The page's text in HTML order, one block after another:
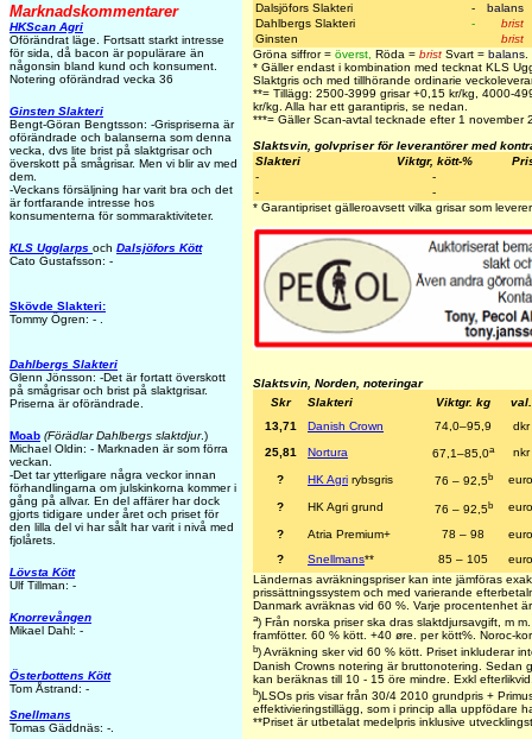
Marknadskommentarer
HKScan Agri
Oförändrat läge. Fortsatt starkt intresse
för sida, då bacon är populärare än
någonsin bland kund och konsument.
Notering oförändrad vecka 36
Ginsten Slakteri
Bengt-Göran Bengtsson: -Grispriserna är
oförändrade och balanserna som denna
vecka, dvs lite brist på slaktgrisar och
överskott på smågrisar. Men vi blir av med
dem.
-Veckans försäljning har varit bra och det
är fortfarande intresse hos
konsumenterna för sommaraktiviteter.
KLS Ugglarps och Dalsjöfors Kött
Cato Gustafsson: -
Skövde Slakteri:
Tommy Ögren: - .
Dahlbergs Slakteri
Glenn Jönsson: -Det är fortatt överskott
på smågrisar och brist på slaktgrisar.
Priserna är oförändrade.
Moab (Förädlar Dahlbergs slaktdjur.)
Michael Oldin: - Marknaden är som förra
veckan.
-Det tar ytterligare några veckor innan
förhandlingarna om julskinkorna kommer i
gång på allvar. En del affärer har dock
gjorts tidigare under året och priset för
den lilla del vi har sålt har varit i nivå med
fjolårets.
Lövsta Kött
Ulf Tillman: -
Knorrevången
Mikael Dahl: -
Österbottens Kött
Tom Åstrand: -
Snellmans
Tomas Gäddnäs: -.
Dalsjöfors Slakteri
-
balans
Dahlbergs Slakteri
-
brist
Ginsten
brist
Gröna siffror = överst Röda = brist Svart = balans
* Gäller endast i kombination med tecknat KLS
Slaktgris och med tillhörande ordinarie
**= Tillägg: 2500-3999 grisar +0,15 kr/kg, 4000-
kr/kg. Alla har ett garantipris, se nedan.
***= Gäller Scan-avtal tecknade efter 1 november
Slaktsvin, golvpriser för leverantörer med
Slakteri
Viktgr, kött-%
-
-
-
-
* Garantipriset gälleroavsett vilka grisar som
Slaktsvin, Norden, noteringar
Skr
Slakteri Viktgr. kg
val.
13,71
Danish Crown 74,0–95,9
dkr
25,81
Nortura 67,1–85,0a nkr
? HK Agri rybsgris 76 – 92,5b euro
? HK Agri grund 76 – 92,5b euro
? Atria Premium+ 78 – 98
euro
?
Snellmans** 85 – 105
euro
Ländernas avräkningspriser kan inte jämföras
prissättningssystem och med varierande
Danmark avräknas vid 60 %. Varje procentenhet
a) Från norska priser ska dras slaktdjursavgift, m
framfötter. 60 % kött. +40 øre. per kött%. Noroc-
b) Avräkning sker vid 60 % kött. Priset inkluderar
Danish Crowns notering är bruttonotering. Sedan
kan beräknas till 10 - 15 öre mindre. Exkl
b)LSOs pris visar från 30/4 2010 grundpris +
effektivieringstillägg, som i princip alla uppfödare
**Priset är utbetalat medelpris inklusive